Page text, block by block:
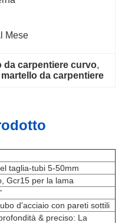
Mese
da carpentiere curvo,
da carpentiere
taglia-tubi 5-50mm
Gcr15 per la lama
d'acciaio con pareti sottili
& preciso: La